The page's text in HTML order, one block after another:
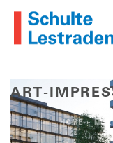
ART-
HOME»